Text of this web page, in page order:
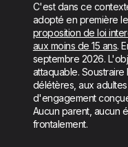
C'est dans ce
adopté en première
proposition de loi
aux moins de 15 ans.
septembre 2026.
attaquable.
délétères, aux
d'engagement
Aucun parent, aucun
frontalement.